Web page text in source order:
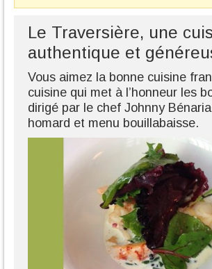
Le Traversière, une
authentique et
Vous aimez la bonne cuisine
cuisine qui met à l’honneur les
dirigé par le chef Johnny
homard et menu bouillabaisse.